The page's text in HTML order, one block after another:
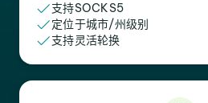
支持SOCKS5
定位于城市/州级别
支持灵活轮换